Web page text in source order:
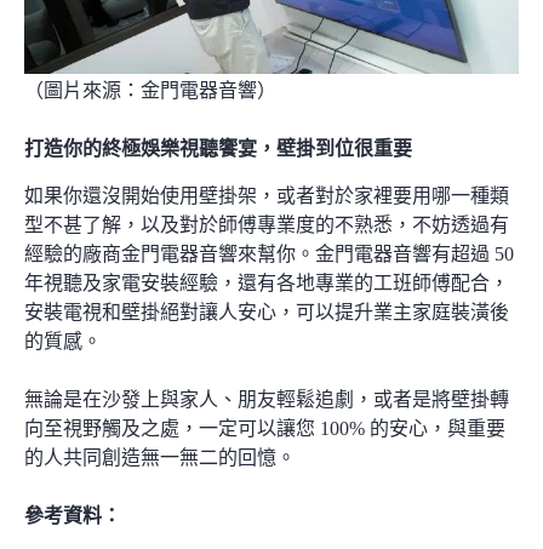
（圖片來源： 金門電器音響）
打造你的終極娛樂視聽饗宴，壁掛到位很重要
如果你還沒開始使用壁掛架，或者對於家裡要用哪一種類
型不甚了解，以及對於師傅專業度的不熟悉，不妨透過有
經驗的廠商金門電器音響來幫你。 金門電器音響有超過 50
年視聽及家電安裝經驗，還有各地專業的工班師傅配合，
安裝電視和壁掛絕對讓人安心，可以提升業主家庭裝潢後
的質感。
無論是在沙發上與家人、朋友輕鬆追劇，或者是將壁掛轉
向至視野觸及之處，一定可以讓您 100% 的安心，與重要
的人共同創造無一無二的回憶。
參考資料：